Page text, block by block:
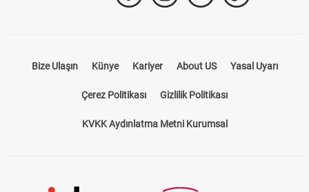
Bize Ulaşın Künye Kariyer About US Yasal Uyarı
Çerez Politikası Gizlilik Politikası
KVKK Aydınlatma Metni Kurumsal